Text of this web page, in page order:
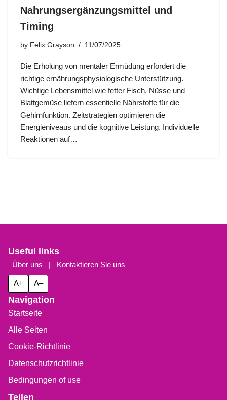
Nahrungsergänzungsmittel und
Timing
by Felix Grayson 11/07/2025
Die Erholung von mentaler Ermüdung erfordert die
richtige ernährungsphysiologische Unterstützung.
Wichtige Lebensmittel wie fetter Fisch, Nüsse und
Blattgemüse liefern essentielle Nährstoffe für die
Gehirnfunktion. Zeitstrategien optimieren die
Energieniveaus und die kognitive Leistung. Individuelle
Reaktionen auf…
Useful links
Über uns | Kontaktieren Sie uns
A+ A–
Navigation
Startseite
Alle Seiten
Cookie-Richtlinie
Datenschutzrichtlinie
Bedingungen of use
Teilen